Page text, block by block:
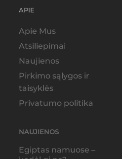
APIE
Apie Mus
Atsiliepimai
Naujienos
Pirkimo sąlygos ir
taisyklės
Privatumo politika
NAUJIENOS
Egiptas namuose –